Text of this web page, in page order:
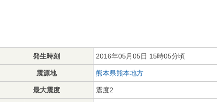
発生時刻 2016年05月05日 15時05分頃
震源地 熊本県熊本地方
最大震度 震度2